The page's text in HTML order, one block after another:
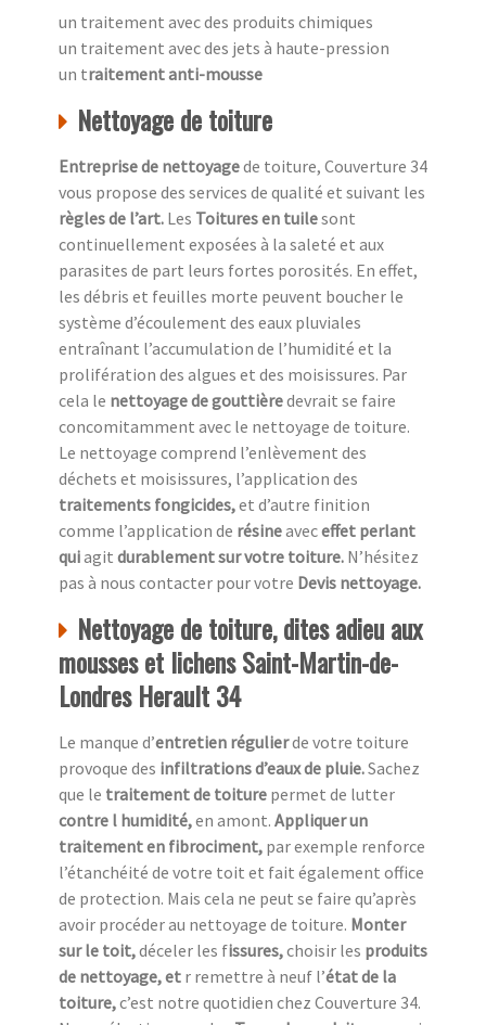
un traitement avec des produits chimiques
un traitement avec des jets à haute-pression
un traitement anti-mousse
Nettoyage de toiture
Entreprise de nettoyagede toiture, Couverture 34
vous propose des services de qualité et suivant les
règles de l’art. Les Toitures en tuilesont
continuellement exposées à la saleté et aux
parasites de part leurs fortes porosités. En effet,
les débris et feuilles morte peuvent boucher le
système d’écoulement des eaux pluviales
entraînant l’accumulation de l’humidité et la
prolifération des algues et des moisissures. Par
cela le nettoyage de gouttièredevrait se faire
concomitamment avec le nettoyage de toiture.
Le nettoyage comprend l’enlèvement des
déchets et moisissures, l’application des
traitements fongicides,et d’autre finition
comme l’application de résineaveceffet perlant
quiagit durablement sur votre toiture. N’hésitez
pas à nous contacter pour votre Devis nettoyage.
Nettoyage de toiture, dites adieu aux
mousses et lichens Saint-Martin-de-
Londres Herault 34
Le manque d’entretien régulierde votre toiture
provoque des infiltrations d’eaux de pluie.Sachez
que le traitement de toiture permet de lutter
contre l humidité,en amont. Appliquer un
traitement en fibrociment, par exemple renforce
l’étanchéité de votre toit et fait également office
de protection. Mais cela ne peut se faire qu’après
avoir procéder au nettoyage de toiture. Monter
sur le toit,déceler les fissures,choisir les produits
de nettoyage, et r remettre à neuf l’état de la
toiture,c’est notre quotidien chez Couverture 34.